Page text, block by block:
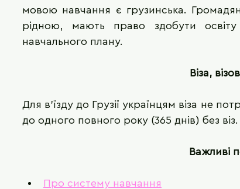
мовою навчання є грузинська.
рідною, мають право здобути
навчального плану.
Віза,
Для в'їзду до Грузії українцям віза не
до одного повного року (365 днів) без віз.
Важливі
Про систему навчання